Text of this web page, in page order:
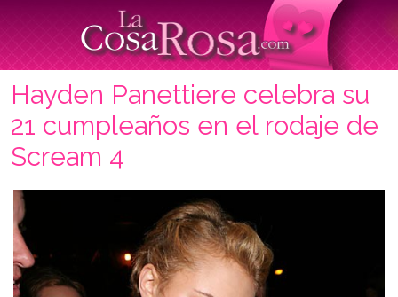
Hayden Panettiere celebra su
21 cumpleaños en el rodaje de
Scream 4